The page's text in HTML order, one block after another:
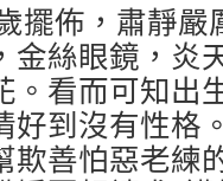
擺佈，肅靜
金絲眼鏡，炎
。看而可知出
好到沒有性格
欺善怕惡老練